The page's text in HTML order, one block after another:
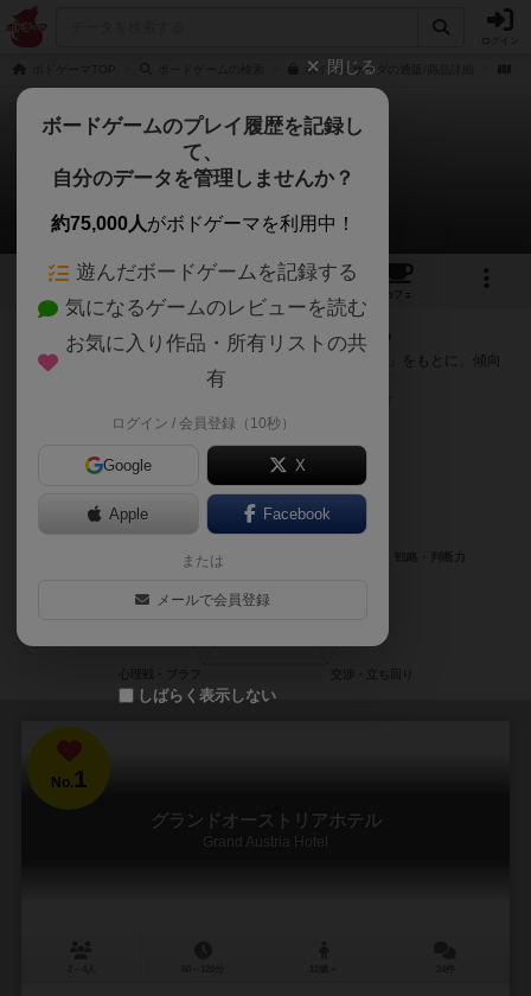
ポイントサラダの通販/商品詳細
ポイント・サラダ
次のおすすめボードゲーム
4 1 13
カフェ
『ポイント・サラダ』が好きな方へのおすすめ
このゲームのトップページで投票された「プレイ感の評価」をもとに、傾向
が近いボードゲームをランキング形式で紹介します。
No.1
グランドオーストリアホテル
Grand Austria Hotel
閉じる
ボードゲームのプレイ履歴を記録し
て、
自分のデータを管理しませんか？
約75,000人がボドゲーマを利用中！
遊んだボードゲームを記録する
気になるゲームのレビューを読む
お気に入り作品・所有リストの共
有
ログイン / 会員登録（10秒）
Google X
Apple Facebook
または
メールで会員登録
しばらく表示しない